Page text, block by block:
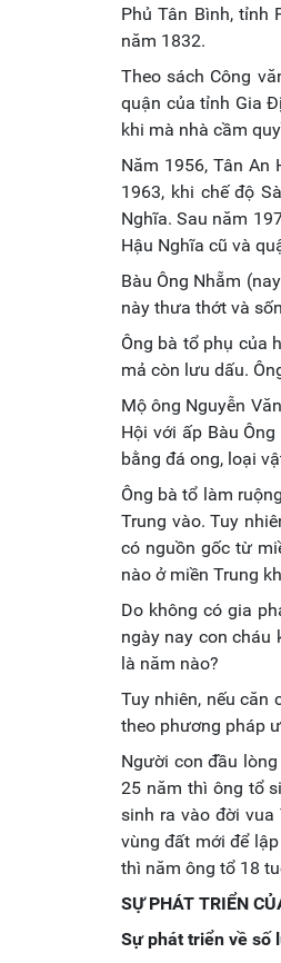
Phủ Tân Bình, tỉnh
năm 1832.
Theo sách Công
quận của tỉnh Gia
khi mà nhà cầm
Năm 1956, Tân An
1963, khi chế độ
Nghĩa. Sau năm
Hậu Nghĩa cũ và
Bàu Ông Nhẵm
này thưa thớt và
Ông bà tổ phụ của
mả còn lưu dấu.
Mộ ông Nguyễn
Hội với ấp Bàu
bằng đá ong, loại
Ông bà tổ làm
Trung vào. Tuy
có nguồn gốc từ
nào ở miền Trung
Do không có gia
ngày nay con cháu
là năm nào?
Tuy nhiên, nếu căn
theo phương pháp
Người con đầu
25 năm thì ông tổ
sinh ra vào đời
vùng đất mới để
thì năm ông tổ 18
SỰ PHÁT TRIỂN
Sự phát triển về số